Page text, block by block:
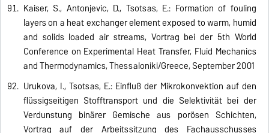
Kaiser, S., Antonijevic, D., Tsotsas, E.: Formation of fouling
layers on a heat exchanger element exposed to warm, humid
and solids loaded air streams, Vortrag bei der 5th World
Conference on Experimental Heat Transfer, Fluid Mechanics
and Thermodynamics, Thessaloniki/Greece, September 2001
Urukova, I., Tsotsas, E.: Einfluß der Mikrokonvektion auf den
flüssigseitigen Stofftransport und die Selektivität bei der
Verdunstung binärer Gemische aus porösen Schichten,
Vortrag auf der Arbeitssitzung des Fachausschusses